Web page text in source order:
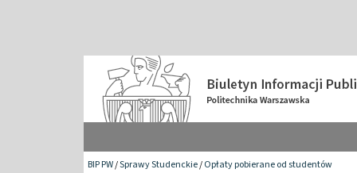
BIP PW/Sprawy Studenckie/Opłaty pobierane od studentów